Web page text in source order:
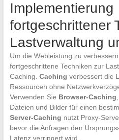
Implementierung
fortgeschrittener
Lastverwaltung
Um die Webleistung zu
fortgeschrittene Techniken zur
Caching. Caching verbessert die
Ressourcen ohne
Verwenden Sie Browser-Caching
Dateien und Bilder für einen
Server-Caching nutzt Proxy-
bevor die Anfragen den
Latenz verringert wird.